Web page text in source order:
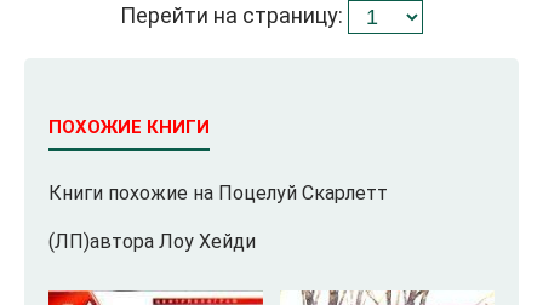
Перейти на страницу:
ПОХОЖИЕ КНИГИ
Книги похожие на Поцелуй Скарлетт
(ЛП)автора Лоу Хейди